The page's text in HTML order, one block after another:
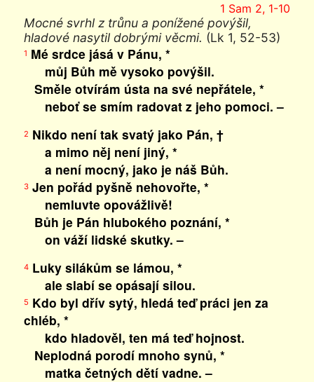
1 Sam 2, 1-10
Mocné svrhl z trůnu a ponížené povýšil,
hladové nasytil dobrými věcmi. (Lk 1, 52-53)
1 Mé srdce jásá v Pánu, *
můj Bůh mě vysoko povýšil.
Směle otvírám ústa na své nepřátele, *
neboť se smím radovat z jeho pomoci. –
2 Nikdo není tak svatý jako Pán, †
a mimo něj není jiný, *
a není mocný, jako je náš Bůh.
3Jen pořád pyšně nehovořte, *
nemluvte opovážlivě!
Bůh je Pán hlubokého poznání, *
on váží lidské skutky. –
4Luky silákům se lámou, *
ale slabí se opásají silou.
5 Kdo byl dřív sytý, hledá teď práci jen za
chléb, *
kdo hladověl, ten má teď hojnost.
Neplodná porodí mnoho synů, *
matka četných dětí vadne. –